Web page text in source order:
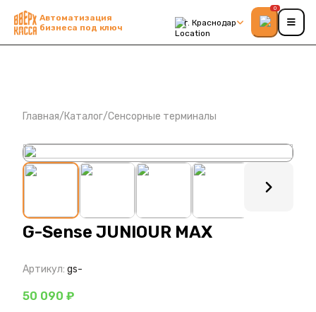
Автоматизация
бизнеса под ключ
г. Краснодар
0
Главная/Каталог/Сенсорные терминалы
: ?>
G-Sense JUNIOUR MAX
Артикул: gs-
50 090 ₽